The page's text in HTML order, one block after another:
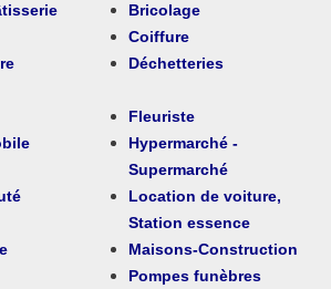
Bricolage
Coiffure
Déchetteries
Fleuriste
Hypermarché -
Supermarché
Location de voiture,
Station essence
Maisons-Construction
Pompes funèbres